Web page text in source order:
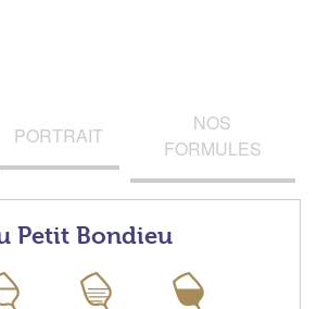
PORTRAIT
NOS
FORMULES
Petit Bondieu